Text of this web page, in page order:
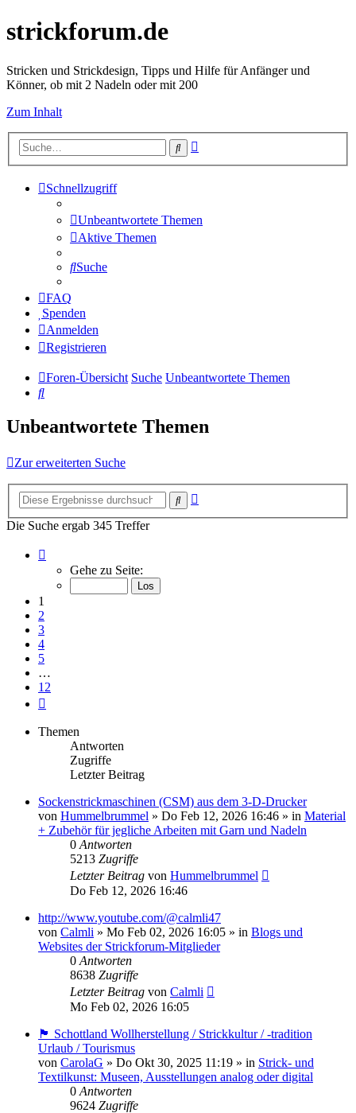
strickforum.de
Stricken und Strickdesign, Tipps und Hilfe für Anfänger und
Könner, ob mit 2 Nadeln oder mit 200
Zum Inhalt
Suche
Schnellzugriff
Unbeantwortete Themen
Aktive Themen
Suche
FAQ
Spenden
Anmelden
Registrieren
Foren-Übersicht Suche Unbeantwortete Themen
Suche
Unbeantwortete Themen
Zur erweiterten Suche
Suche
Die Suche ergab 345 Treffer
von
Gehe zu Seite:
1
2
3
4
5
…
12
Themen
Antworten
Zugriffe
Letzter Beitrag
Sockenstrickmaschinen (CSM) aus dem 3-D-Drucker
von Hummelbrummel » Do Feb 12, 2026 16:46 » in Material
+ Zubehör für jegliche Arbeiten mit Garn und Nadeln
0 Antworten
5213 Zugriffe
Letzter Beitrag von Hummelbrummel
Do Feb 12, 2026 16:46
http://www.youtube.com/@calmli47
von Calmli » Mo Feb 02, 2026 16:05 » in Blogs und
Websites der Strickforum-Mitglieder
0 Antworten
8638 Zugriffe
Letzter Beitrag von Calmli
Mo Feb 02, 2026 16:05
🏴󠁧󠁢󠁳󠁣󠁴󠁿 Schottland Wollherstellung / Strickkultur / -tradition
Urlaub / Tourismus
von CarolaG » Do Okt 30, 2025 11:19 » in Strick- und
Textilkunst: Museen, Ausstellungen analog oder digital
0 Antworten
9624 Zugriffe